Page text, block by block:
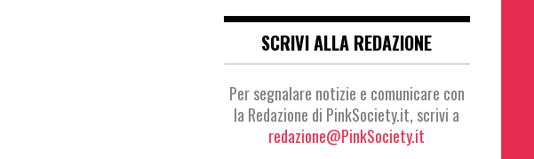
SCRIVI ALLA REDAZIONE
Per segnalare notizie e comunicare con
la Redazione di PinkSociety.it, scrivi a
redazione@PinkSociety.it